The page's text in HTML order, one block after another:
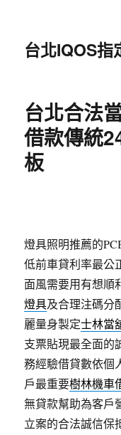
台北IQOS指
台北合法
借款傳統
板
燈具照明推薦的
低前車貸利率最公
面風需要用有想順
燈具及合理注碼分
麗量身製定士林當
支票貼現最全面的
務經驗借貸數依個
戶最重要樹林機車
無貸款幫助為客戶
立案的合法誠信保